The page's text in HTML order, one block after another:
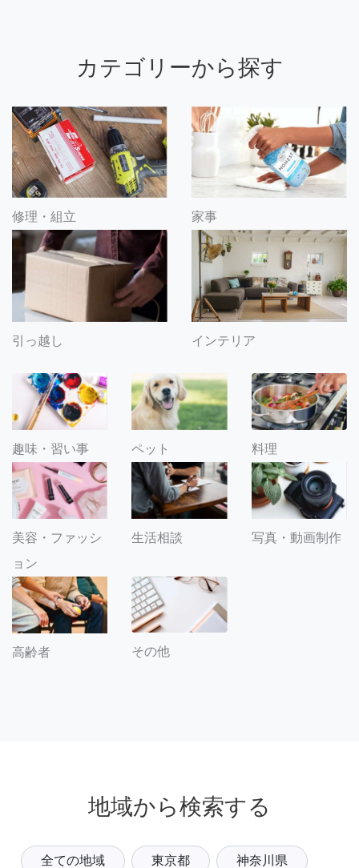
カテゴリーから探す
修理・組立 家事
引っ越し インテリア
趣味・習い事 ペット 料理
美容・ファッシ
ョン
生活相談 写真・動画制作
高齢者 その他
地域から検索する
全ての地域 東京都 神奈川県